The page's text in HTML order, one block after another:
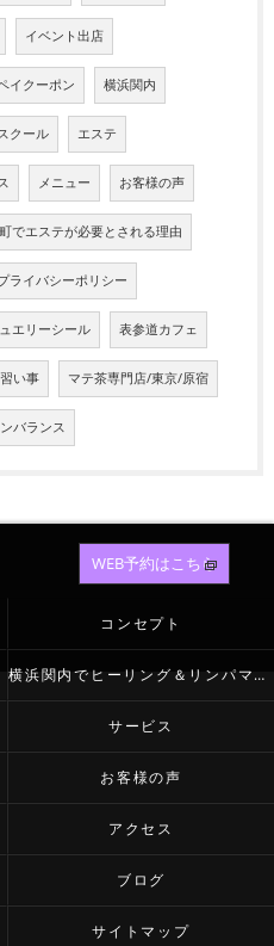
イベント出店
イクーポン 横浜関内
クール エステ
メニュー お客様の声
でエステが必要とされる理由
ライバシーポリシー
エリーシール 表参道カフェ
い事 マテ茶専門店/東京/原宿
バランス
WEB予約はこちら
コンセプト
横浜関内でヒーリング＆リンパマッサージが必要とされる理由
サービス
お客様の声
アクセス
ブログ
サイトマップ